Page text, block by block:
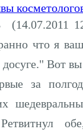
что я
Вот
за
Ретвитнул